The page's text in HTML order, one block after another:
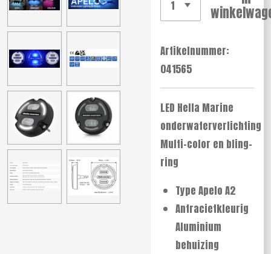
Artikelnummer:
041565
LED Hella Marine
onderwaterverlichting
Multi-color en bling-
ring
Type Apelo A2
Antracietkleurig
Aluminium
behuizing